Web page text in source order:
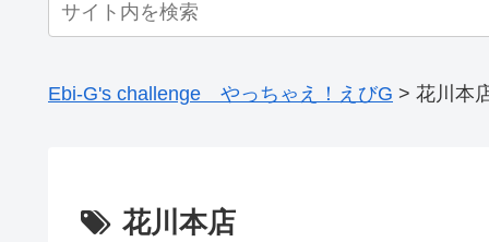
Ebi-G's challenge やっちゃえ！えびG > 花川本
花川本店